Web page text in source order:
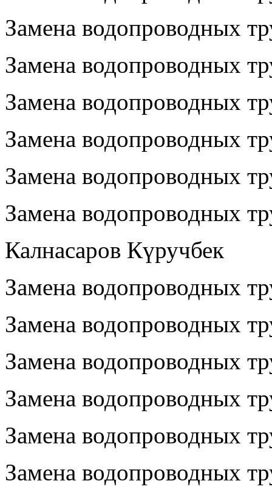
Замена водопроводных
Замена водопроводных
Замена водопроводных
Замена водопроводных
Замена водопроводных
Замена водопроводных
Калнасаров Күручбек
Замена водопроводных
Замена водопроводных
Замена водопроводных
Замена водопроводных
Замена водопроводных
Замена водопроводных